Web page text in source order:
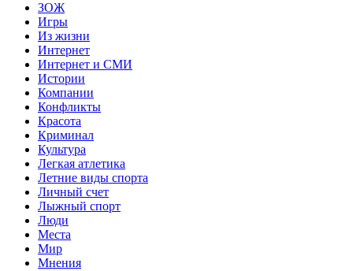
ЗОЖ
Игры
Из жизни
Интернет
Интернет и СМИ
Истории
Компании
Конфликты
Красота
Криминал
Культура
Легкая атлетика
Летние виды спорта
Личный счет
Лыжный спорт
Люди
Места
Мир
Мнения